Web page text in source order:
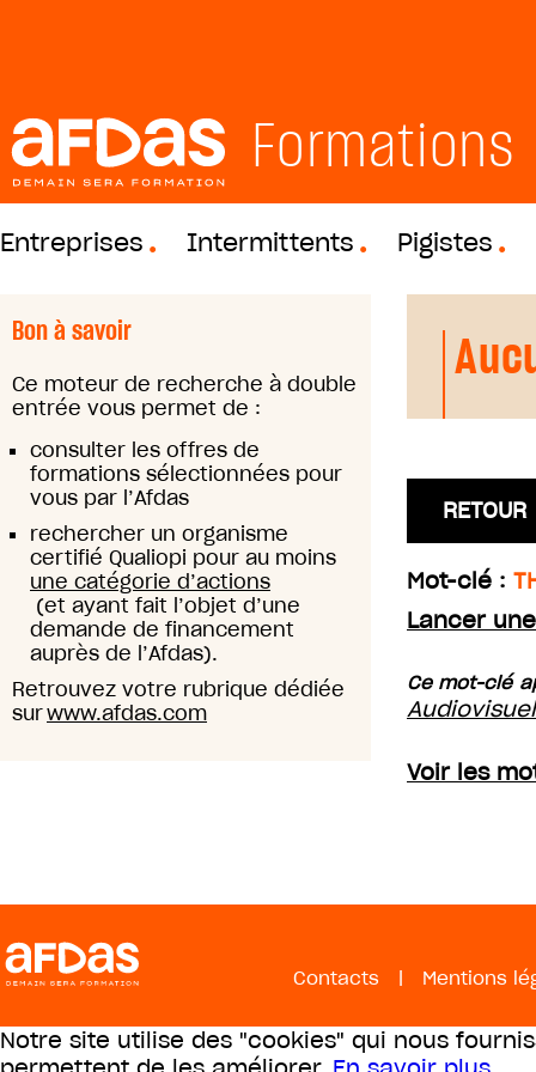
Formations
Entreprises Intermittents Pigistes
Bon à savoir
Ce moteur de recherche à double
entrée vous permet de :
consulter les offres de
formations sélectionnées pour
vous par l’Afdas
rechercher un organisme
certifié Qualiopi pour au moins
une catégorie d’actions
(et ayant fait l’objet d’une
demande de financement
auprès de l’Afdas).
Retrouvez votre rubrique dédiée
surwww.afdas.com
RETOUR
Mot-clé :
Lancer
Ce mot-clé
Voir les
Contacts | Mentions
Notre site utilise des "cookies" qui nous